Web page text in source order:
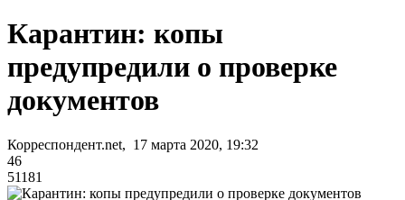
Карантин: копы
предупредили о проверке
документов
Корреспондент.net, 17 марта 2020, 19:32
46
51181